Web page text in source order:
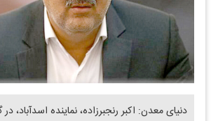
دنیای معدن: اکبر رنجبرزاده، نماینده اسدآباد،